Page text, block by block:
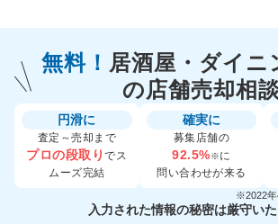
無料！ 居酒屋・ダイニ
の店舗売却相
円滑に
査定～売却まで
プロの段取りでス
ムーズ完結
確実に
募集店舗の
92.5%※に
問い合わせが来る
※2022年
入力された情報の秘密は厳守い